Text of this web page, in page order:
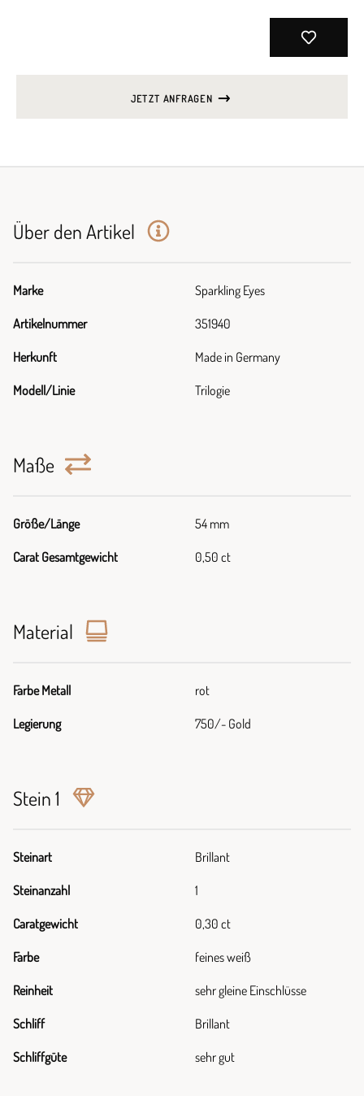
JETZT ANFRAGEN
Über den Artikel
Marke Sparkling Eyes
Artikelnummer 351940
Herkunft Made in Germany
Modell/Linie Trilogie
Maße
Größe/Länge 54 mm
Carat Gesamtgewicht 0,50 ct
Material
Farbe Metall rot
Legierung 750/- Gold
Stein 1
Steinart Brillant
Steinanzahl 1
Caratgewicht 0,30 ct
Farbe feines weiß
Reinheit sehr gleine Einschlüsse
Schliff Brillant
Schliffgüte sehr gut